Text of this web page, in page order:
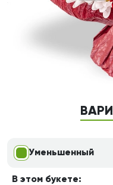
Уменьшенный
В этом букете: